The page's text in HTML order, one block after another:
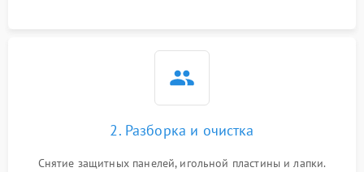
2. Разборка и очистка
Снятие защитных панелей, игольной пластины и лапки.